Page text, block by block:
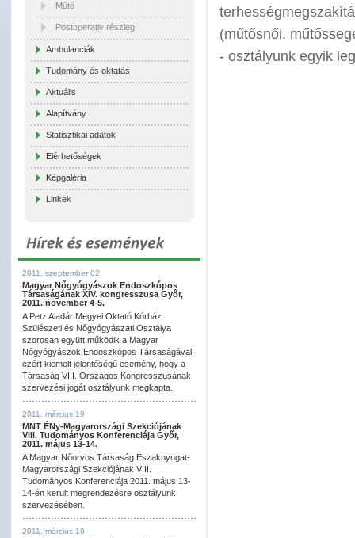
Műtő
Postoperativ részleg
Ambulanciák
Tudomány és oktatás
Aktuális
Alapítvány
Statisztikai adatok
Elérhetőségek
Képgaléria
Linkek
2011. szeptember 02
Magyar Nőgyógyászok Endoszkópos
Társaságának XIV. kongresszusa Győr,
2011. november 4-5.
A Petz Aladár Megyei Oktató Kórház
Szülészeti és Nőgyógyászati Osztálya
szorosan együtt működik a Magyar
Nőgyógyászok Endoszkópos Társaságával,
ezért kiemelt jelentőségű esemény, hogy a
Társaság VIII. Országos Kongresszusának
szervezési jogát osztályunk megkapta.
2011. március 19
MNT ÉNy-Magyarországi Szekciójának
VIII. Tudományos Konferenciája Győr,
2011. május 13-14.
A Magyar Nőorvos Társaság Északnyugat-
Magyarországi Szekciójának VIII.
Tudományos Konferenciája 2011. május 13-
14-én került megrendezésre osztályunk
szervezésében.
2011. március 19
(műtősnői,
- osztályunk egyik